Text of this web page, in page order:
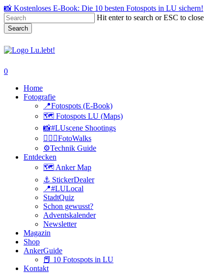
Skip
to
main
content
📸 Kostenloses E-Book: Die 10 besten Fotospots in LU sichern!
Hit enter to search or ESC to close
Search
Close
search
0
Home
Fotografie
📍Fotospots (E-Book)
🗺️ Fotospots LU (Maps)
📸#LUscene Shootings
🚶🏻‍♂️FotoWalks
⚙️Technik Guide
Entdecken
🗺️ Anker Map
⚓️ StickerDealer
📍#LULocal
StadtQuiz
Schon gewusst?
Adventskalender
Newsletter
Magazin
Shop
AnkerGuide
📕 10 Fotospots in LU
Kontakt